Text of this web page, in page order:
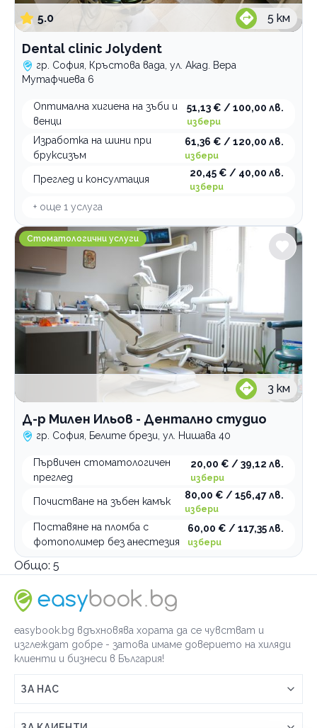
5.0 5 км
Dental clinic Jolydent
гр. София, Кръстова вада, ул. Акад. Вера
Мутафчиева 6
Оптимална хигиена на зъби и
венци
51,13 € / 100,00 лв.
избери
Изработка на шини при
бруксизъм
61,36 € / 120,00 лв.
избери
Преглед и консултация
20,45 € / 40,00 лв.
избери
+ още 1 услуга
Д-р Милен Ильов - Дентално студио
Стоматологични услуги
3 км
Д-р Милен Ильов - Дентално студио
гр. София, Белите брези, ул. Нишава 40
Първичен стоматологичен
преглед
20,00 € / 39,12 лв.
избери
Почистване на зъбен камък
80,00 € / 156,47 лв.
избери
Поставяне на пломба с
фотополимер без анестезия
60,00 € / 117,35 лв.
избери
Общо: 5
easybook.bg вдъхновява хората да се чувстват и
изглеждат добре - затова имаме доверието на хиляди
клиенти и бизнеси в България!
ЗА НАС
Връзка с easybook.bg